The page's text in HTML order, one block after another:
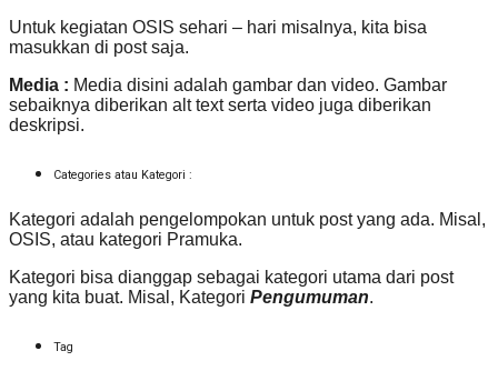
Untuk kegiatan OSIS sehari – hari misalnya, kita bisa
masukkan di post saja.
Media : Media disini adalah gambar dan video. Gambar
sebaiknya diberikan alt text serta video juga diberikan
deskripsi.
Categories atau Kategori :
Kategori adalah pengelompokan untuk post yang ada. Misal,
OSIS, atau kategori Pramuka.
Kategori bisa dianggap sebagai kategori utama dari post
yang kita buat. Misal, Kategori Pengumuman.
Tag